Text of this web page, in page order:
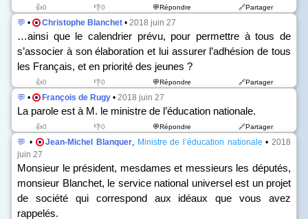
👍0 👎0 💬Répondre 🔗Partager
💬 • Christophe Blanchet • 2018 juin 27
…ainsi que le calendrier prévu, pour permettre à tous de
s’associer à son élaboration et lui assurer l’adhésion de tous
les Français, et en priorité des jeunes ?
👍0 👎0 💬Répondre 🔗Partager
💬 • François de Rugy • 2018 juin 27
La parole est à M. le ministre de l’éducation nationale.
👍0 👎0 💬Répondre 🔗Partager
💬 • Jean-Michel Blanquer, Ministre de l’éducation nationale •2018
juin 27
Monsieur le président, mesdames et messieurs les députés,
monsieur Blanchet, le service national universel est un projet
de société qui correspond aux idéaux que vous avez
rappelés.